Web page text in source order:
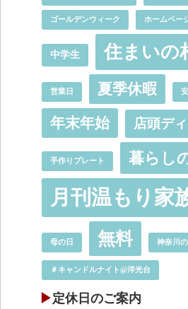
ゴールデンウィーク ホームペー
中学生 住まいの
営業日 夏季休暇
年末年始 店頭デ
手作りプレート 暮らし
月刊温もり家
母の日 無料 神奈川
＃キャンドルナイト@洋光台
定休日のご案内